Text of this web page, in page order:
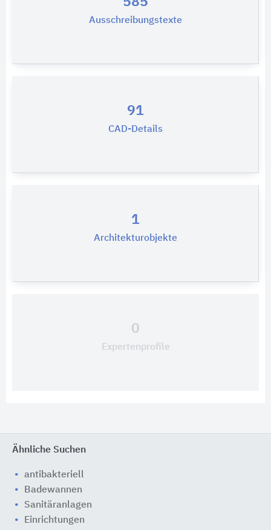
Ausschreibungstexte
91
CAD-Details
1
Architekturobjekte
0
Expertenprofile
Ähnliche Suchen
antibakteriell
Badewannen
Sanitäranlagen
Einrichtungen